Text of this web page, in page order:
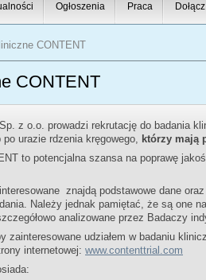
Ogłoszenia Praca
CONTENT
CONTENT
z o.o. prowadzi rekrutację do badania
urazie rdzenia kręgowego, którzy mają
to potencjalna szansa na poprawę
znajdą podstawowe dane oraz
Należy jednak pamiętać, że są one
analizowane przez Badaczy
zainteresowane udziałem w badaniu
internetowej: www.contenttrial.com